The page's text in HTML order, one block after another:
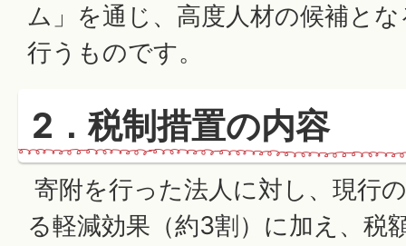
ム」を通じ、高度人材の候補と
行うものです。
2．税制措置の内容
寄附を行った法人に対し、現行
る軽減効果（約3割）に加え、税